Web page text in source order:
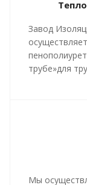
Завод
трубе»для
Все работы,
Мы